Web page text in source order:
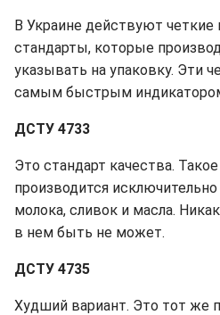
В Украине действуют четкие
стандарты, которые
указывать на упаковку. Эти
самым быстрым
ДСТУ 4733
Это стандарт качества.
производится исключительно
молока, сливок и масла.
в нем быть не может.
ДСТУ 4735
Худший вариант. Это тот же